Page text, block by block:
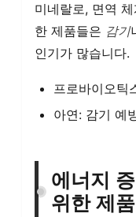
미네랄로, 면역
한 제품들은 감기
인기가 많습니다.
프로바이오틱
아연: 감기 예
에너지
위한 제품